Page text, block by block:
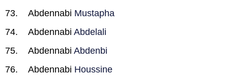
Abdennabi Mustapha
Abdennabi Abdelali
Abdennabi Abdenbi
Abdennabi Houssine